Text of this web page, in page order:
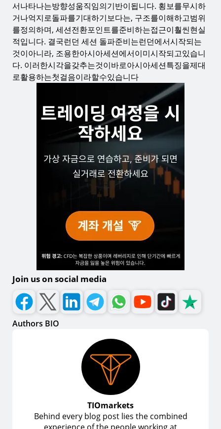
서나타나는방향성움직임의기반이됩니다. 횡보를무시하
거나억지로돌파를기대하기보다는, 구조를이해하고범위
를정의하며, 세션전환포인트를준비하는접근이훨씬현실
적입니다. 결국런던 세션 돌파준비는런던에서시작되는
것이아니라, 조용한아시아세션에서이미시작되고있습니
다. 이러한시각을갖추는것이바로아시아세션특징을제대
로활용하는첫걸음이라할수있습니다
Join us on social media
Authors BIO
TIOmarkets
Behind every blog post lies the combined